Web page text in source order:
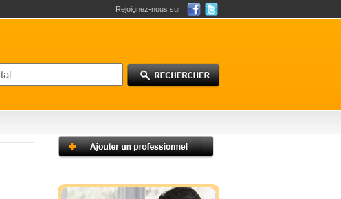
Rejoignez-nous sur